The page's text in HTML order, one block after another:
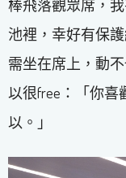
棒飛落觀眾席，
池裡，幸好有保
需坐在席上，動
以很free：「你喜
以。」